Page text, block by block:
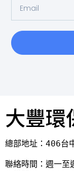
大豐環
總部地址：406台
聯絡時間：週一